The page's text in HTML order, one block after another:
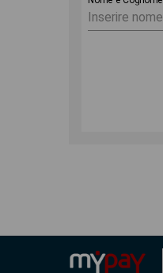
Anagrafica
Email